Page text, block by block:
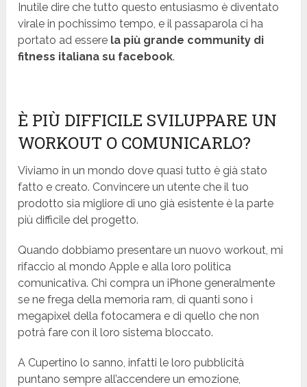
Inutile dire che tutto questo entusiasmo è diventato
virale in pochissimo tempo, e il passaparola ci ha
portato ad essere la più grande community di
fitness italiana su facebook.
È PIÙ DIFFICILE SVILUPPARE UN
WORKOUT O COMUNICARLO?
Viviamo in un mondo dove quasi tutto è già stato
fatto e creato. Convincere un utente che il tuo
prodotto sia migliore di uno già esistente è la parte
più difficile del progetto.
Quando dobbiamo presentare un nuovo workout, mi
rifaccio al mondo Apple e alla loro politica
comunicativa. Chi compra un iPhone generalmente
se ne frega della memoria ram, di quanti sono i
megapixel della fotocamera e di quello che non
potrà fare con il loro sistema bloccato.
A Cupertino lo sanno, infatti le loro pubblicità
puntano sempre all’accendere un emozione,